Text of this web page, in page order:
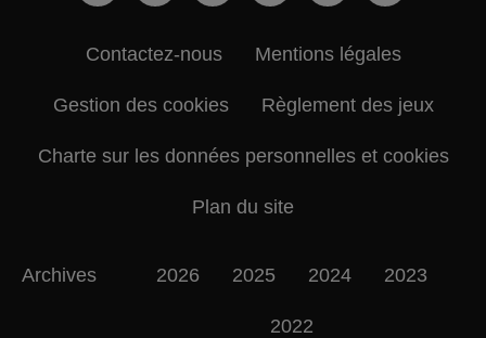
Contactez-nous Mentions légales
Gestion des cookies Règlement des jeux
Charte sur les données personnelles et cookies
Plan du site
Archives 2026 2025 2024 2023
2022